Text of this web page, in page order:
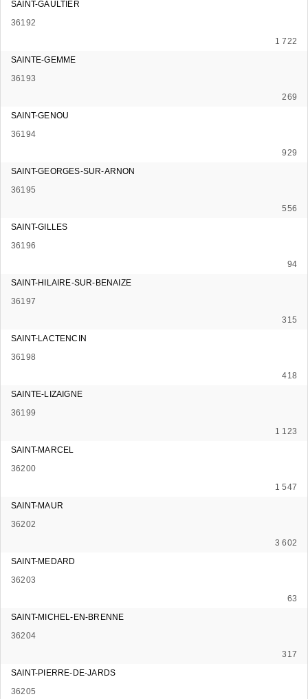
SAINT-GAULTIER
36192
1 722
SAINTE-GEMME
36193
269
SAINT-GENOU
36194
929
SAINT-GEORGES-SUR-ARNON
36195
556
SAINT-GILLES
36196
94
SAINT-HILAIRE-SUR-BENAIZE
36197
315
SAINT-LACTENCIN
36198
418
SAINTE-LIZAIGNE
36199
1 123
SAINT-MARCEL
36200
1 547
SAINT-MAUR
36202
3 602
SAINT-MEDARD
36203
63
SAINT-MICHEL-EN-BRENNE
36204
317
SAINT-PIERRE-DE-JARDS
36205